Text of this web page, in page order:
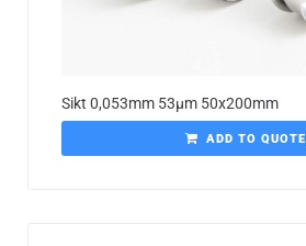
Sikt 0,053mm 53µm 50x200mm
ADD TO QUOTE